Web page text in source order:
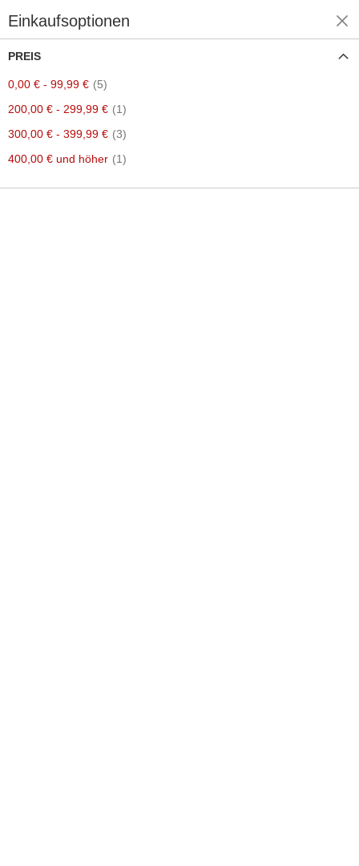
Einkaufsoptionen
PREIS
0,00 € - 99,99 € 5Artikel
200,00 € - 299,99 € 1Artikel
300,00 € - 399,99 € 3Artikel
400,00 € und höher 1Artikel